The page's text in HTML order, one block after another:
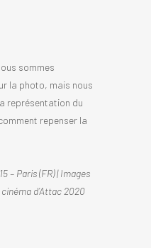
sommes
la photo, mais nous
représentation du
repenser la
– Paris (FR) | Images
d’Attac 2020